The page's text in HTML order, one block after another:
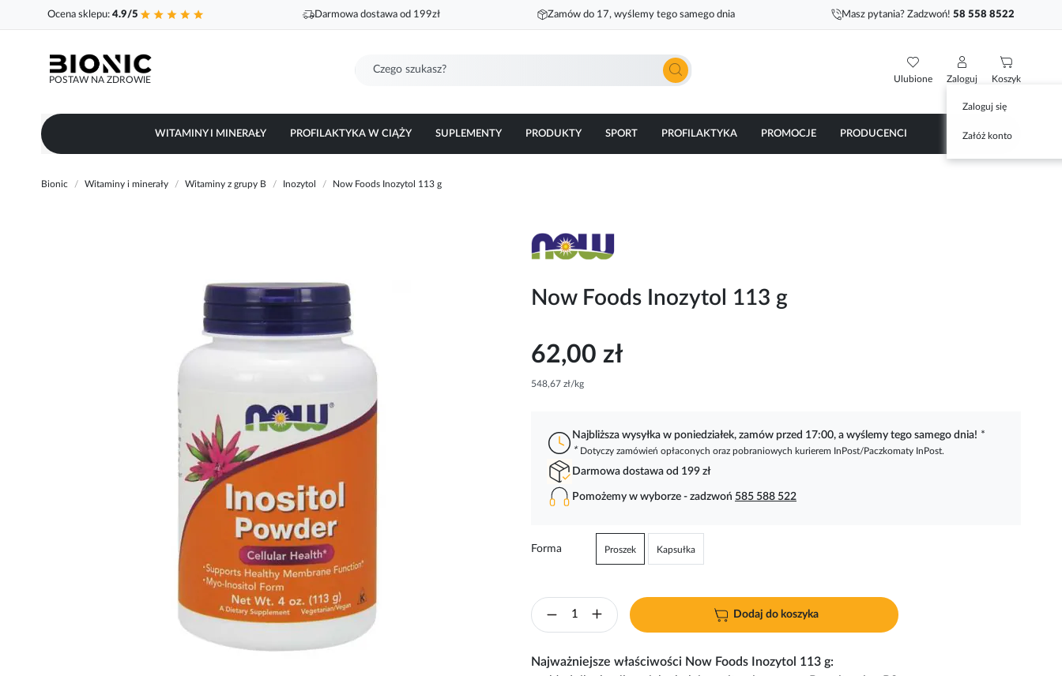
Ocena sklepu: 4.9/5 Darmowa dostawa od 199zł Zamów do 17, wyślemy tego samego dnia Masz pytania? Zadzwoń! 58 558 8522
POSTAW NA ZDROWIE
Szukaj
Ulubione
Zaloguj
Zaloguj się
Załóż konto
Koszyk
WITAMINY I MINERAŁY PROFILAKTYKA W CIĄŻY SUPLEMENTY PRODUKTY SPORT PROFILAKTYKA PROMOCJE PRODUCENCI
Bionic Witaminy i minerały Witaminy z grupy B Inozytol Now Foods Inozytol 113 g
Now Foods Inozytol 113 g
62,00 zł
548,67 zł/kg
Najbliższa wysyłka w poniedziałek, zamów przed 17:00, a wyślemy tego samego dnia! *
* Dotyczy zamówień opłaconych oraz pobraniowych kurierem InPost/Paczkomaty InPost.
Darmowa dostawa od 199 zł
Pomożemy w wyborze - zadzwoń 585 588 522
Forma Kapsułka
Proszek
Dodaj do koszyka
Najważniejsze właściwości Now Foods Inozytol 113 g: